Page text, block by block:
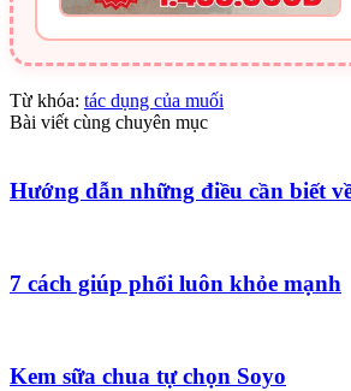
Từ khóa: tác dụng của muối
Bài viết cùng chuyên mục
Hướng dẫn những điều cần biết
7 cách giúp phổi luôn khỏe mạnh
Kem sữa chua tự chọn Soyo